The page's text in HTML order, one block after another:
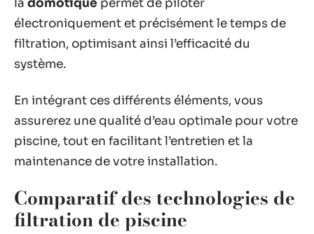
la domotique permet de piloter
électroniquement et précisément le temps de
filtration, optimisant ainsi l’efficacité du
système.
En intégrant ces différents éléments, vous
assurerez une qualité d’eau optimale pour votre
piscine, tout en facilitant l’entretien et la
maintenance de votre installation.
Comparatif des technologies de
filtration de piscine